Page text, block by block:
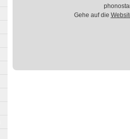
Gehe auf die